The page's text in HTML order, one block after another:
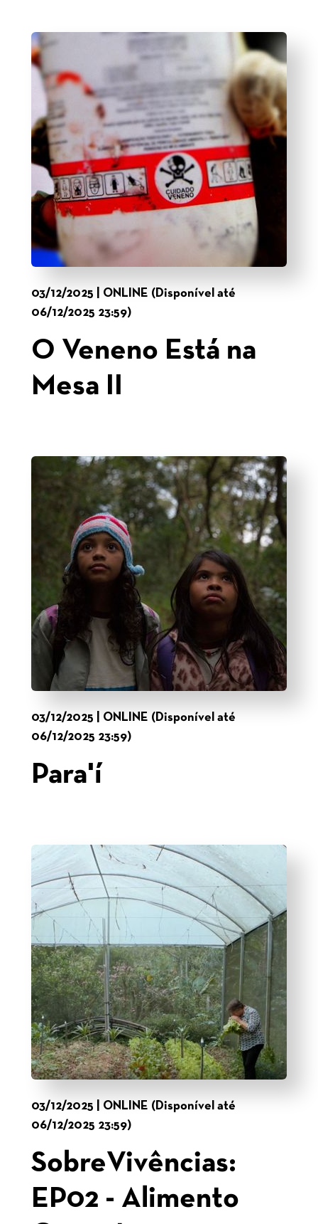
03/12/2025 | ONLINE (Disponível até
06/12/2025 23:59)
O Veneno Está na
Mesa II
03/12/2025 | ONLINE (Disponível até
06/12/2025 23:59)
Para'í
03/12/2025 | ONLINE (Disponível até
06/12/2025 23:59)
SobreVivências:
EP02 - Alimento